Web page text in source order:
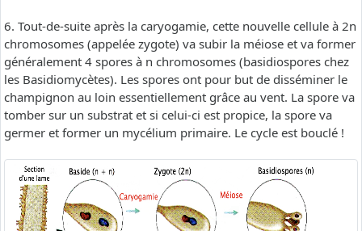
6. Tout-de-suite après la caryogamie, cette nouvelle cellule à 2n
chromosomes (appelée zygote) va subir la méiose et va former
généralement 4 spores à n chromosomes (basidiospores chez
les Basidiomycètes). Les spores ont pour but de disséminer le
champignon au loin essentiellement grâce au vent. La spore va
tomber sur un substrat et si celui-ci est propice, la spore va
germer et former un mycélium primaire. Le cycle est bouclé !